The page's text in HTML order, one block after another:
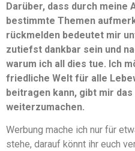
Darüber, dass durch meine
bestimmte Themen
rückmelden bedeutet mir
zutiefst dankbar sein und
warum ich all dies tue. Ich
friedliche Welt für alle
beitragen kann, gibt mir
weiterzumachen.
Werbung mache ich nur für
stehe, darauf könnt ihr euch